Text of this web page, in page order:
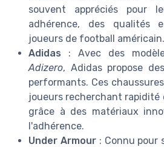
souvent appréciés pour
adhérence, des qualités
joueurs de football américain.
Adidas : Avec des
Adizero, Adidas propose
performants. Ces
joueurs recherchant
grâce à des matériaux
l'adhérence.
Under Armour: Connu pour